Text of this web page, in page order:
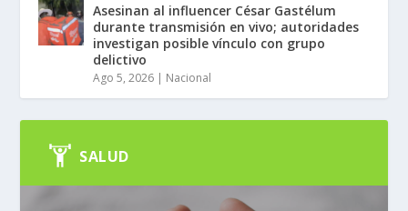
Asesinan al influencer César Gastélum
durante transmisión en vivo; autoridades
investigan posible vínculo con grupo
delictivo
Ago 5, 2026 | Nacional
SALUD